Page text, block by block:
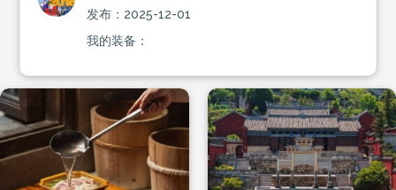
发布：2025-12-01
我的装备：